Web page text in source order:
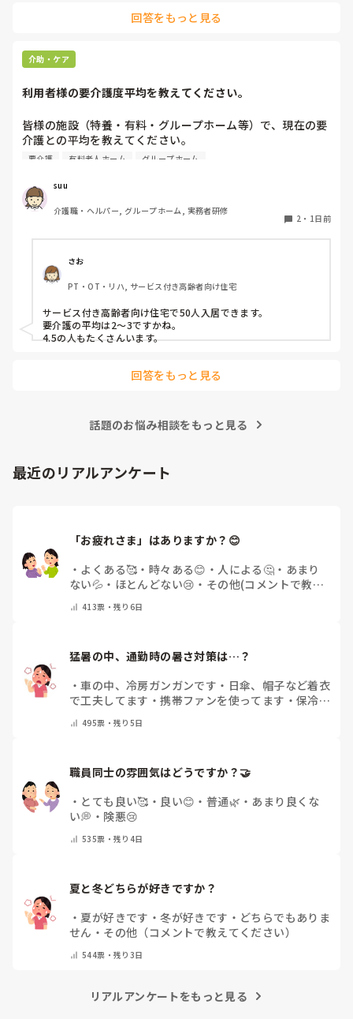
関してはご本人のペースにお任せしています。
ゃるため、状態を見つつ交換間隔を少し長めにするなど、個別
の事情に合わせて柔軟に対応しています。
他の施設での対応も気になりますね。参考になれば幸いです。
回答をもっと見る
介助・ケア
利用者様の要介護度平均を教えてください。
皆様の施設（特養・有料・グループホーム等）で、現在の要
介護との平均を教えてください。
要介護 有料老人ホーム グループホーム
suu
介護職・ヘルパー, グループホーム, 実務者研修
2 ・ 1日前
さお
PT・OT・リハ, サービス付き高齢者向け住宅
サービス付き高齢者向け住宅で50人入居できます。
要介護の平均は2〜3ですかね。
4.5の人もたくさんいます。
回答をもっと見る
話題のお悩み相談をもっと見る
最近のリアルアンケート
「お疲れさま」はありますか？😊
・ よくある🥰 ・ 時々ある😊 ・ 人による🤔 ・ あまり
ない💦 ・ ほとんどない😢 ・ その他(コメントで教え
413票・残り6日
猛暑の中、通勤時の暑さ対策は…？
・車の中、冷房ガンガンです ・ 日傘、帽子など着衣
で工夫してます ・携帯ファンを使ってます ・ 保冷剤
ん ・その他（コメントで教えて下さい）
495票・残り5日
職員同士の雰囲気はどうですか？🤝
・ とても良い🥰 ・ 良い😊 ・ 普通🌿 ・ あまり良くな
い💭 ・ 険悪😢
535票・残り4日
夏と冬どちらが好きですか？
・ 夏が好きです ・冬が好きです ・ どちらでもありま
せん ・ その他（コメントで教えてください）
544票・残り3日
リアルアンケートをもっと見る